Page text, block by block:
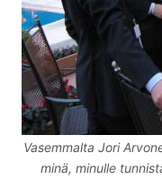
Vasemmalta Jori
minä, minulle